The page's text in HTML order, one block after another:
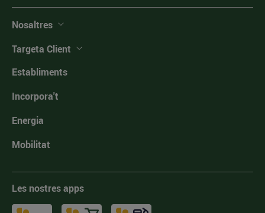
Nosaltres
Targeta Client
Establiments
Incorpora't
Energia
Mobilitat
Les nostres apps